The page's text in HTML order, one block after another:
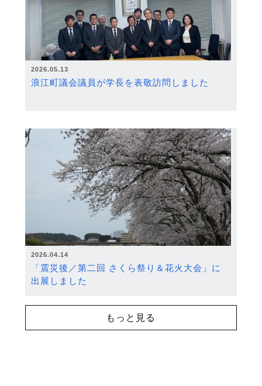
2026.05.13
浪江町議会議員が学長を表敬訪問しました
2026.04.14
「震災後／第二回 さくら祭り＆花火大会」に
出展しました
もっと見る